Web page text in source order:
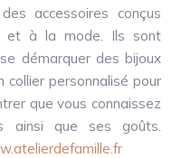
accessoires conçus
et à la mode. Ils sont
démarquer des bijoux
collier personnalisé pour
que vous connaissez
ainsi que ses goûts.